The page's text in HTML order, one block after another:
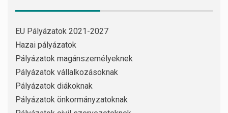
EU Pályázatok 2021-2027
Hazai pályázatok
Pályázatok magánszemélyeknek
Pályázatok vállalkozásoknak
Pályázatok diákoknak
Pályázatok önkormányzatoknak